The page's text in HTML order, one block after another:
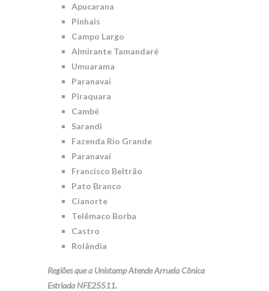
Apucarana
Pinhais
Campo Largo
Almirante Tamandaré
Umuarama
Paranavaí
Piraquara
Cambé
Sarandi
Fazenda Rio Grande
Paranavaí
Francisco Beltrão
Pato Branco
Cianorte
Telêmaco Borba
Castro
Rolândia
Regiões que a Unistamp Atende Arruela Cônica
Estriada NFE25511.